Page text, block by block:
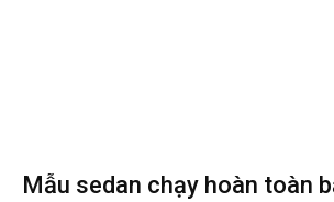
Mẫu sedan chạy hoàn toàn